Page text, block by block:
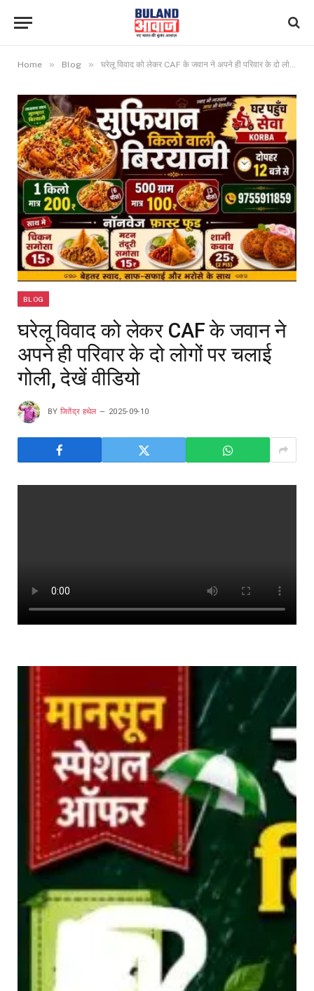
Home » Blog » घरेलू विवाद को लेकर CAF के जवान ने अपने ही परिवार के दो लोगों पर चलाई गोली, देखें वीडियो
BLOG
घरेलू विवाद को लेकर CAF के जवान ने
अपने ही परिवार के दो लोगों पर चलाई
गोली, देखें वीडियो
BY जितेंद्र हथेल 2025-09-10